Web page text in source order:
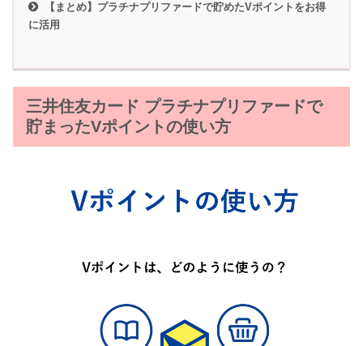
【まとめ】プラチナプリファードで貯めたVポイントをお得
に活用
三井住友カード プラチナプリファードで
貯まったVポイントの使い方